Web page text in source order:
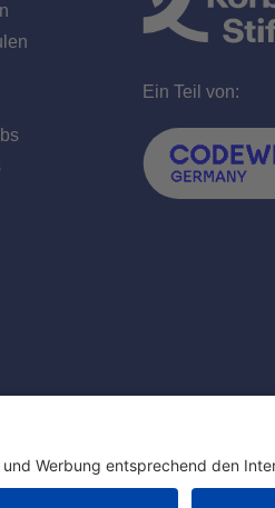
Ein Teil von: